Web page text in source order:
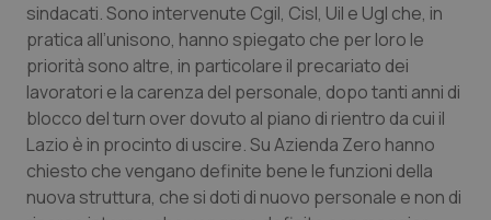
Emilia-Romagna
Friuli Venezia Giulia
Lazio
Liguria
Colesterolo & coronaropatie
Dermatite Atopica
Diabete & glucometri
Disturbi dell’umore
sindacati. Sono intervenute Cgil, Cisl, Uil e Ugl che, in
pratica all’unisono, hanno spiegato che per loro le
priorità sono altre, in particolare il precariato dei
lavoratori e la carenza del personale, dopo tanti anni di
blocco del turn over dovuto al piano di rientro da cui il
Lazio è in procinto di uscire. Su Azienda Zero hanno
chiesto che vengano definite bene le funzioni della
nuova struttura, che si doti di nuovo personale e non di